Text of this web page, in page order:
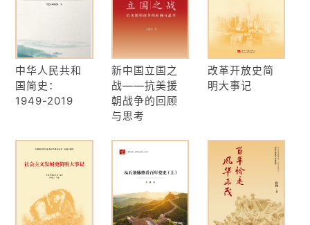
中华人民共和
国简史：
1949-2019
新中国立国之
战——抗美援
朝战争的回顾
与思考
改革开放史简
明大事记